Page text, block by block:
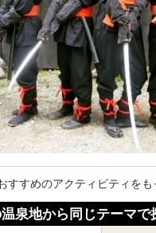
すすめのアクティビティをも
泉地から同じテーマで